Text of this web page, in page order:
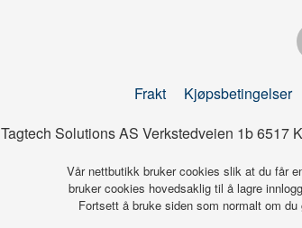
Frakt Kjøpsbetingelser
Tagtech Solutions AS Verkstedveien 1b 6517
Vår nettbutikk bruker cookies slik at du får
bruker cookies hovedsaklig til å lagre
Fortsett å bruke siden som normalt om du